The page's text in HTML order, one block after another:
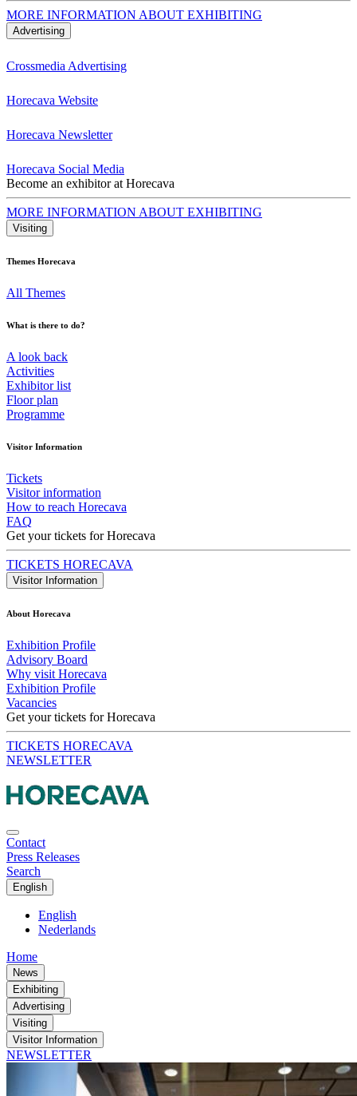
MORE INFORMATION ABOUT EXHIBITING
Advertising
Crossmedia Advertising
Horecava Website
Horecava Newsletter
Horecava Social Media
Become an exhibitor at Horecava
MORE INFORMATION ABOUT EXHIBITING
Visiting
Themes Horecava
All Themes
What is there to do?
A look back
Activities
Exhibitor list
Floor plan
Programme
Visitor Information
Tickets
Visitor information
How to reach Horecava
FAQ
Get your tickets for Horecava
TICKETS HORECAVA
Visitor Information
About Horecava
Exhibition Profile
Advisory Board
Why visit Horecava
Exhibition Profile
Vacancies
Get your tickets for Horecava
TICKETS HORECAVA
NEWSLETTER
Contact
Press Releases
Search
English
English
Nederlands
Home
News
Exhibiting
Advertising
Visiting
Visitor Information
NEWSLETTER